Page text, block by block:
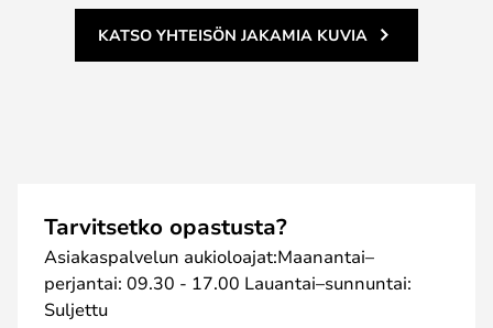
KATSO YHTEISÖN JAKAMIA KUVIA
Tarvitsetko opastusta?
Asiakaspalvelun aukioloajat:Maanantai–
perjantai: 09.30 - 17.00 Lauantai–sunnuntai:
Suljettu